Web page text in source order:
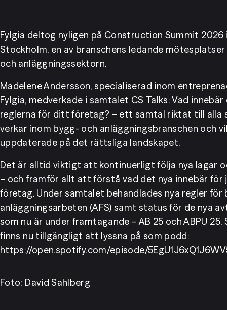
Fylgia deltog nyligen på Construction Summit 2026
Stockholm, en av branschens ledande
och anläggningssektorn.
Madelene Andersson, specialiserad inom
Fylgia, medverkade i samtalet CS Talks: Vad innebär
reglerna för ditt företag? – ett samtal riktat till alla
verkar inom bygg- och anläggningsbranschen och
uppdaterade på det rättsliga landskapet.
Det är alltid viktigt att kontinuerligt följa nya lagar
– och framför allt att förstå vad det nya innebär
företag. Under samtalet behandlades nya regler för
anläggningsarbeten (AFS) samt status för de nya
som nu är under framtagande – AB 25 och ABPU
finns nu tillgängligt att lyssna på som podd:
https://open.spotify.com/episode/
Foto: David Sahlberg